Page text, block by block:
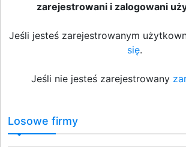
zarejestrowani i zalogowani
Jeśli jesteś zarejestrowanym
się.
Jeśli nie jesteś zarejestrowany
Losowe firmy